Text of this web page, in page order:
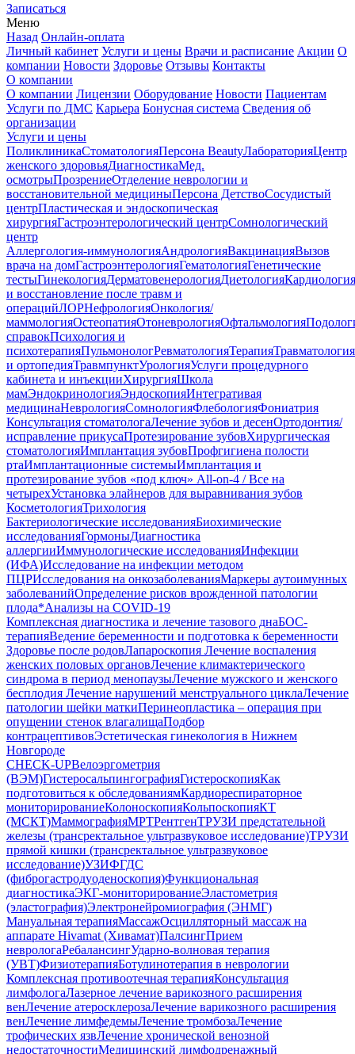
Записаться
Меню
Назад Онлайн-оплата
Личный кабинет Услуги и цены Врачи и расписание Акции О
компании Новости Здоровье Отзывы Контакты
О компании
О компании Лицензии Оборудование Новости Пациентам
Услуги по ДМС Карьера Бонусная система Сведения об
организации
Услуги и цены
ПоликлиникаСтоматологияПерсона BeautyЛабораторияЦентр
женского здоровьяДиагностикаМед.
осмотрыПрозрениеОтделение неврологии и
восстановительной медициныПерсона ДетствоСосудистый
центрПластическая и эндоскопическая
хирургияГастроэнтерологический центрСомнологический
центр
Аллергология-иммунологияАндрологияВакцинацияВызов
врача на домГастроэнтерологияГематологияГенетические
тестыГинекологияДерматовенерологияДиетологияКардиология
и восстановление после травм и
операцийЛОРНефрологияОнкология/
маммологияОстеопатияОтоневрологияОфтальмология
справокПсихология и
психотерапияПульмонологРевматологияТерапияТравматология
и ортопедияТравмпунктУрологияУслуги процедурного
кабинета и инъекцииХирургияШкола
мамЭндокринологияЭндоскопияИнтегративая
медицинаНеврологияСомнологияФлебологияФониатрия
Консультация стоматологаЛечение зубов и десенОртодонтия/
исправление прикусаПротезирование зубовХирургическая
стоматологияИмплантация зубовПрофгигиена полости
ртаИмплантационные системыИмплантация и
протезирование зубов «под ключ» All-on-4 / Все на
четырехУстановка элайнеров для выравнивания зубов
КосметологияТрихология
Бактериологические исследованияБиохимические
исследованияГормоныДиагностика
аллергииИммунологические исследованияИнфекции
(ИФА)Исследование на инфекции методом
ПЦРИсследования на онкозаболеванияМаркеры аутоимунных
заболеванийОпределение рисков врожденной патологии
плода*Анализы на COVID-19
Комплексная диагностика и лечение тазового днаБОС-
терапияВедение беременности и подготовка к беременности
Здоровье после родовЛапароскопия Лечение воспаления
женских половых органовЛечение климактерического
синдрома в период менопаузыЛечение мужского и женского
бесплодия Лечение нарушений менструального циклаЛечение
патологии шейки маткиПеринеопластика – операция при
опущении стенок влагалищаПодбор
контрацептивовЭстетическая гинекология в Нижнем
Новгороде
CHECK-UPВелоэргометрия
(ВЭМ)ГистеросальпингографияГистероскопияКак
подготовиться к обследованиямКардиореспираторное
мониторированиеКолоноскопияКольпоскопияКТ
(МСКТ)МаммографияМРТРентгенТРУЗИ предстательной
железы (трансректальное ультразвуковое исследование)ТРУЗИ
прямой кишки (трансректальное ультразвуковое
исследование)УЗИФГДС
(фиброгастродуоденоскопия)Функциональная
диагностикаЭКГ-мониторированиеЭластометрия
(эластография)Электронейромиография (ЭНМГ)
Мануальная терапияМассажОсцилляторный массаж на
аппарате Hivamat (Хивамат)ПалсингПрием
неврологаРебалансингУдарно-волновая терапия
(УВТ)ФизиотерапияБотулинотерапия в неврологии
Комплексная противоотечная терапияКонсультация
лимфологаЛазерное лечение варикозного расширения
венЛечение атеросклерозаЛечение варикозного расширения
венЛечение лимфедемыЛечение тромбозаЛечение
трофических язвЛечение хронической венозной
недостаточностиМедицинский лимфодренажный